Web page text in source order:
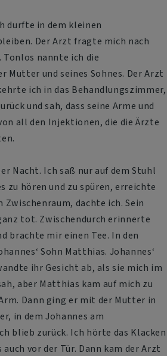
durfte in dem kleinen
Der Arzt fragte mich nach
nannte ich die
Mutter und seines Sohnes. Der Arzt
ich in das Behandlungszimmer,
und sah, dass seine Arme und
all den Injektionen, die die Ärzte
Nacht. Ich saß nur auf dem Stuhl
zu hören und zu spüren, erreichte
dachte ich. Sein
tot. Zwischendurch erinnerte
brachte mir einen Tee. In den
Sohn Matthias. Johannes‘
ihr Gesicht ab, als sie mich im
aber Matthias kam auf mich zu
Dann ging er mit der Mutter in
in dem Johannes am
blieb zurück. Ich hörte das Klacken
vor der Tür. Dann kam der Arzt